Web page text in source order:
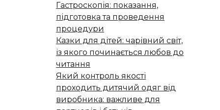
Гастроскопія: показання,
підготовка та проведення
процедури
Казки для дітей: чарівний світ,
із якого починається любов до
читання
Який контроль якості
проходить дитячий одяг від
виробника: важливе для